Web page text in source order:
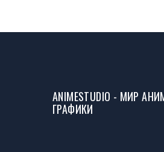
ANIMESTUDIO - МИР
ГРАФИКИ